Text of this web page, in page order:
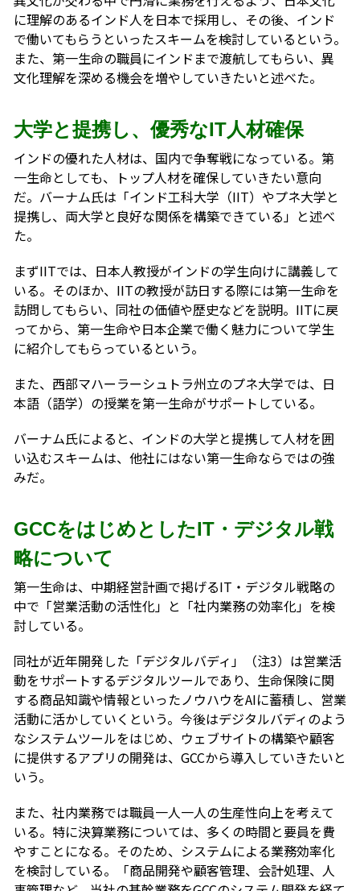
に理解のあるインド人を日本で採用し、その後、インド
で働いてもらうといったスキームを検討しているという。
また、第一生命の職員にインドまで渡航してもらい、異
文化理解を深める機会を増やしていきたいと述べた。
大学と提携し、優秀なIT人材確保
インドの優れた人材は、国内で争奪戦になっている。第
一生命としても、トップ人材を確保していきたい意向
だ。バーナム氏は「インド工科大学（IIT）やプネ大学と
提携し、両大学と良好な関係を構築できている」と述べ
た。
まずIITでは、日本人教授がインドの学生向けに講義して
いる。そのほか、IITの教授が訪日する際には第一生命を
訪問してもらい、同社の価値や歴史などを説明。IITに戻
ってから、第一生命や日本企業で働く魅力について学生
に紹介してもらっているという。
また、西部マハーラーシュトラ州立のプネ大学では、日
本語（語学）の授業を第一生命がサポートしている。
バーナム氏によると、インドの大学と提携して人材を囲
い込むスキームは、他社にはない第一生命ならではの強
みだ。
GCCをはじめとしたIT・デジタル戦
略について
第一生命は、中期経営計画で掲げるIT・デジタル戦略の
中で「営業活動の活性化」と「社内業務の効率化」を検
討している。
同社が近年開発した「デジタルバディ」（注3）は営業活
動をサポートするデジタルツールであり、生命保険に関
する商品知識や情報といったノウハウをAIに蓄積し、営業
活動に活かしていくという。今後はデジタルバディのよう
なシステムツールをはじめ、ウェブサイトの構築や顧客
に提供するアプリの開発は、GCCから導入していきたいと
いう。
また、社内業務では職員一人一人の生産性向上を考えて
いる。特に決算業務については、多くの時間と要員を費
やすことになる。そのため、システムによる業務効率化
を検討している。「商品開発や顧客管理、会計処理、人